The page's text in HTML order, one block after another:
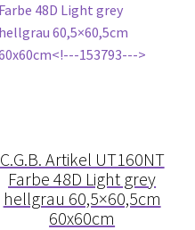
C.G.B. Artikel UT160NT
Farbe 48D Light grey
hellgrau 60,5×60,5cm
60x60cm